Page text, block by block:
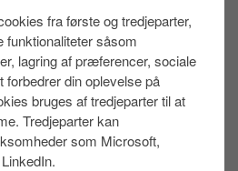
fra første og tredjeparter,
såsom
lagring af præferencer, sociale
forbedrer din oplevelse på
bruges af tredjeparter til at
Tredjeparter kan
som Microsoft,